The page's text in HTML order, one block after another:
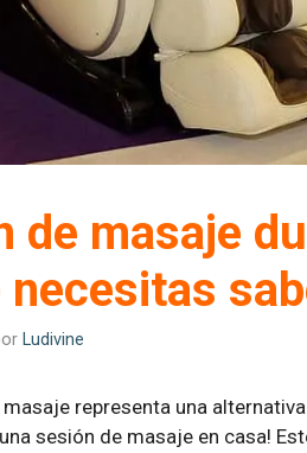
de masaje
necesitas
Ludivine
masaje representa una
sesión de masaje en casa!